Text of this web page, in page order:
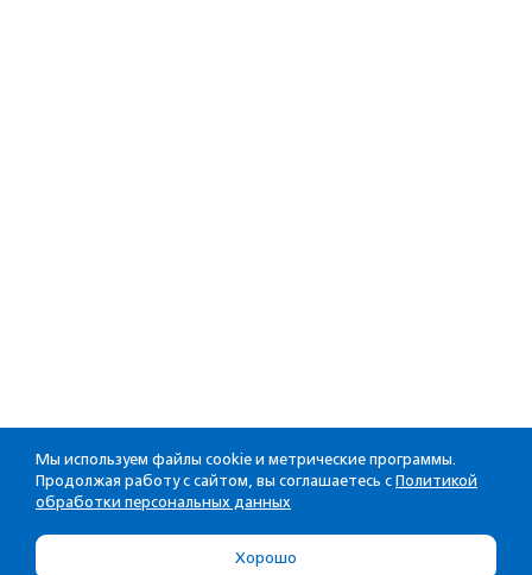
Мы используем файлы cookie и метрические программы.
Продолжая работу с сайтом, вы соглашаетесь с Политикой
обработки персональных данных
Хорошо